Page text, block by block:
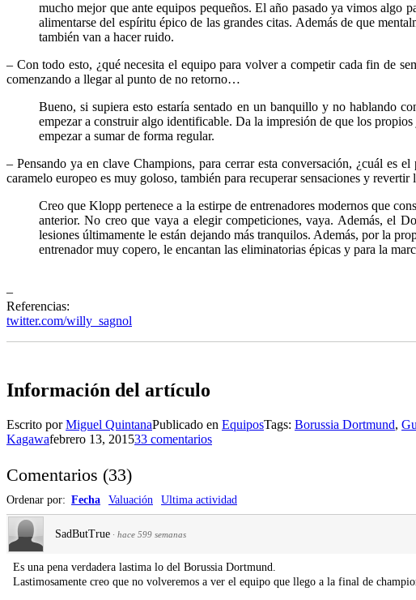
mucho mejor que ante equipos pequeños. El año pasado ya vimos
alimentarse del espíritu épico de las grandes citas. Además de que
también van a hacer ruido.
– Con todo esto, ¿qué necesita el equipo para volver a competir cada fin de
comenzando a llegar al punto de no retorno…
Bueno, si supiera esto estaría sentado en un banquillo y no hablando
empezar a construir algo identificable. Da la impresión de que los
empezar a sumar de forma regular.
– Pensando ya en clave Champions, para cerrar esta conversación, ¿cuál es
caramelo europeo es muy goloso, también para recuperar sensaciones y
Creo que Klopp pertenece a la estirpe de entrenadores modernos que
anterior. No creo que vaya a elegir competiciones, vaya. Además, el
lesiones últimamente le están dejando más tranquilos. Además, por la
entrenador muy copero, le encantan las eliminatorias épicas y para la
–
Referencias:
twitter.com/willy_sagnol
Información del artículo
Escrito porMiguel QuintanaPublicado en EquiposTags: Borussia Dortmund,
Kagawafebrero 13, 201533 comentarios
Comentarios (33)
Ordenar por: Fecha Valuación Ultima actividad
SadButTrue · hace 599 semanas
Es una pena verdadera lastima lo del Borussia Dortmund.
Lastimosamente creo que no volveremos a ver el equipo que llego a la final de